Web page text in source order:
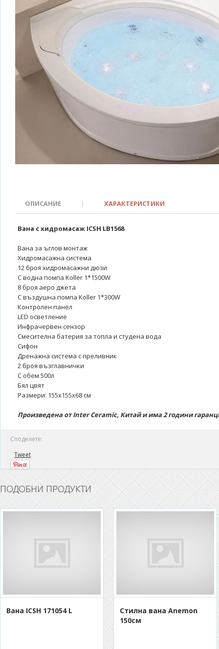
ОПИСАНИЕ | ХАРАКТЕРИСТИКИ
Вана с хидромасаж ICSH LB1568
Вана за ъглов монтаж
Хидромасажна система
12 броя хидромасажни дюзи
С водна помпа Koller 1*1500W
8 броя аеро джета
С въздушна помпа Koller 1*300W
Контролен панел
LED осветление
Инфрачервен сензор
Смесителна батерия за топла и студена вода
Сифон
Дренажна система с преливник
2 броя възглавнички
С обем 500л
Бял цвят
Размери: 155x155x68 см
Произведена от Inter Ceramic, Китай и има 2 години
Споделете:
Tweet
ПОДОБНИ ПРОДУКТИ
Вана ICSH 171054 L
Стилна вана Anemon
150см